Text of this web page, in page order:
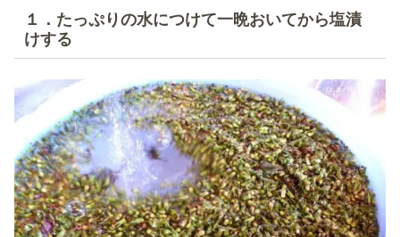
１．たっぷりの水につけて一晩おいてから塩漬
けする